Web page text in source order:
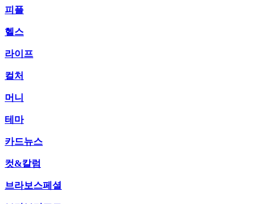
피플
헬스
라이프
컬처
머니
테마
카드뉴스
컷&칼럼
브라보스페셜